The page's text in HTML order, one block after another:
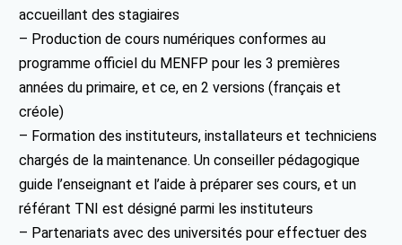
accueillant des stagiaires
– Production de cours numériques conformes au
programme officiel du MENFP pour les 3 premières
années du primaire, et ce, en 2 versions (français et
créole)
– Formation des instituteurs, installateurs et techniciens
chargés de la maintenance. Un conseiller pédagogique
guide l’enseignant et l’aide à préparer ses cours, et un
référant TNI est désigné parmi les instituteurs
– Partenariats avec des universités pour effectuer des